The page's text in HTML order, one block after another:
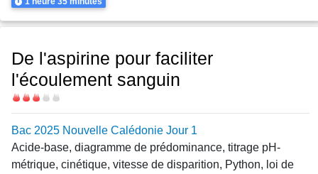
De l'aspirine pour faciliter
l'écoulement sanguin
Difficulté
Bac 2025 Nouvelle Calédonie Jour 1
Acide-base, diagramme de prédominance, titrage pH-
métrique, cinétique, vitesse de disparition, Python, loi de